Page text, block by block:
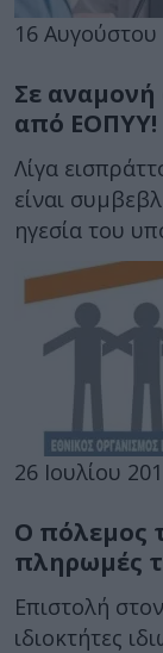
16 Αυγούστου
Σε αναμονή
από ΕΟΠΥΥ!
Λίγα
είναι
ηγεσία του
26 Ιουλίου
Ο πόλεμος
πληρωμές
Επιστολή
ιδιοκτήτες